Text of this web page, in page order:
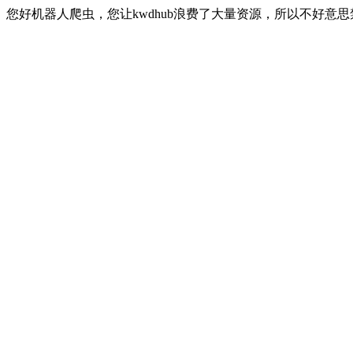
您好机器人爬虫，您让kwdhub浪费了大量资源，所以不好意思